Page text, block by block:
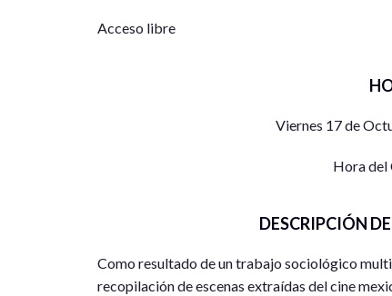
Acceso libre
Viernes 17 de
Hora
DESCRIPCIÓN
Como resultado de un trabajo sociológico
recopilación de escenas extraídas del cine